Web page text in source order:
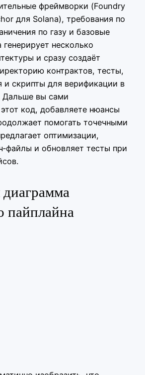
фреймворки (Foundry
для Solana), требования по
по газу и базовые
несколько
и сразу создаёт
контрактов, тесты,
и скрипты для верификации в
Дальше вы сами
код, добавляете нюансы
помогать точечными
оптимизации,
и обновляет тесты при
диаграмма
пайплайна